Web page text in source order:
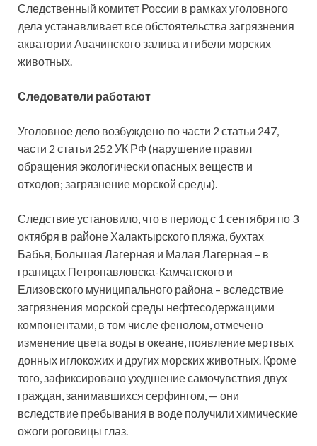
Следственный комитет России в рамках уголовного
дела устанавливает все обстоятельства загрязнения
акватории Авачинского залива и гибели морских
животных.
Следователи работают
Уголовное дело возбуждено по части 2 статьи 247,
части 2 статьи 252 УК РФ (нарушение правил
обращения экологически опасных веществ и
отходов; загрязнение морской среды).
Следствие установило, что в период с 1 сентября по 3
октября в районе Халактырского пляжа, бухтах
Бабья, Большая Лагерная и Малая Лагерная – в
границах Петропавловска-Камчатского и
Елизовского муниципального района – вследствие
загрязнения морской среды нефтесодержащими
компонентами, в том числе фенолом, отмечено
изменение цвета воды в океане, появление мертвых
донных иглокожих и других морских животных. Кроме
того, зафиксировано ухудшение самочувствия двух
граждан, занимавшихся серфингом, — они
вследствие пребывания в воде получили химические
ожоги роговицы глаз.